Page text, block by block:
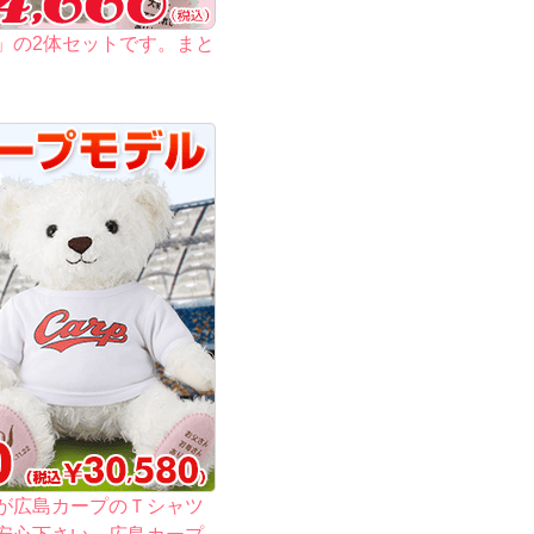
の2体セットです。まと
広島カープのＴシャツ